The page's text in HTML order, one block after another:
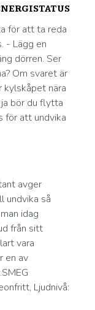
för att ta reda
- Lägg en
dörren. Ser
Om svaret är
kylskåpet nära
bör du flytta
för att undvika
avger
undvika så
idag
från sitt
vara
en av
Ljudnivå: